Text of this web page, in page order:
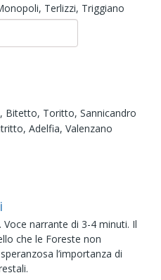
Terlizzi, Triggiano
Bitetto, Toritto, Sannicandro
Adelfia, Valenzano
narrante di 3-4 minuti. Il
che le Foreste non
l’importanza di